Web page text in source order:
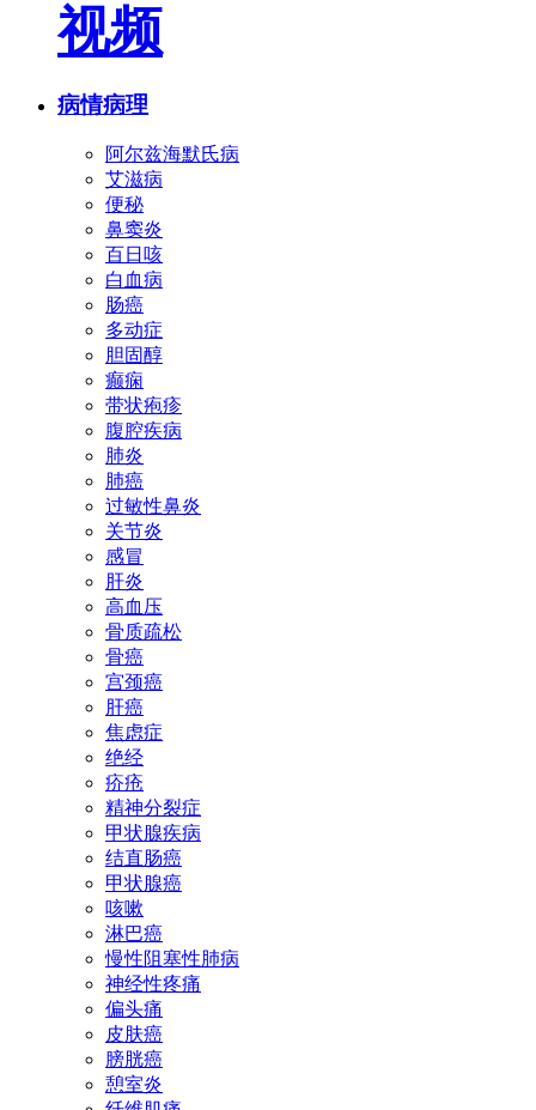
视频
病情病理
阿尔兹海默氏病
艾滋病
便秘
鼻窦炎
百日咳
白血病
肠癌
多动症
胆固醇
癫痫
带状疱疹
腹腔疾病
肺炎
肺癌
过敏性鼻炎
关节炎
感冒
肝炎
高血压
骨质疏松
骨癌
宫颈癌
肝癌
焦虑症
绝经
疥疮
精神分裂症
甲状腺疾病
结直肠癌
甲状腺癌
咳嗽
淋巴癌
慢性阻塞性肺病
神经性疼痛
偏头痛
皮肤癌
膀胱癌
憩室炎